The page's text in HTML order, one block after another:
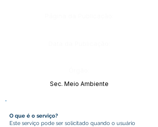
Sec. Meio Ambiente
O que é o serviço?
Este serviço pode ser solicitado quando o usuário